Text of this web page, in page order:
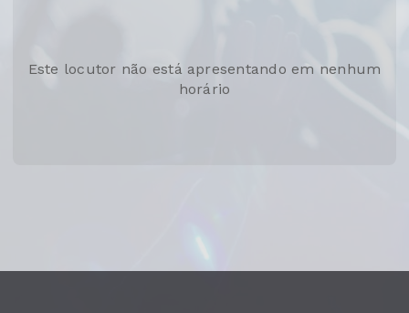
Este locutor não está apresentando em nenhum
horário